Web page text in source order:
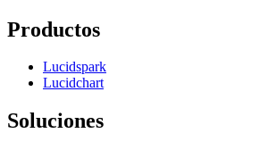
Productos
Lucidspark
Lucidchart
Soluciones